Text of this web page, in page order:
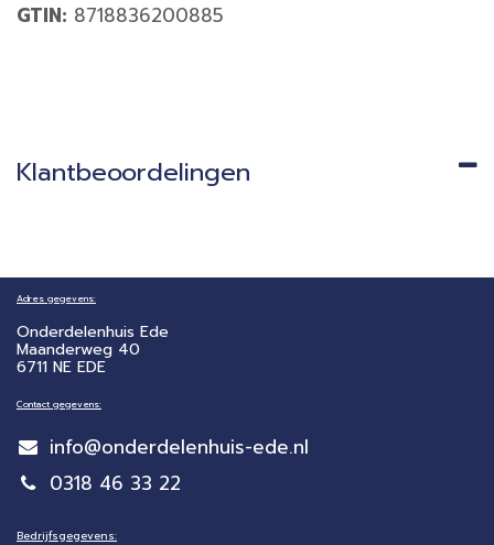
GTIN: 8718836200885
Klantbeoordelingen
Adres gegevens:
Onderdelenhuis Ede
Maanderweg 40
6711 NE EDE
Contact gegevens:
info@onderdelenhuis-ede.nl
0318 46 33 22
Bedrijfsgegevens: